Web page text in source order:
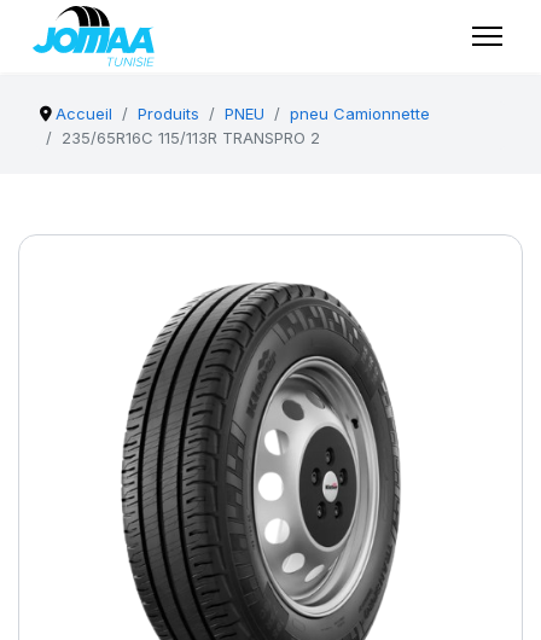
Accueil Produits PNEU
pneu Camionnette
235/65R16C 115/113R TRANSPRO 2